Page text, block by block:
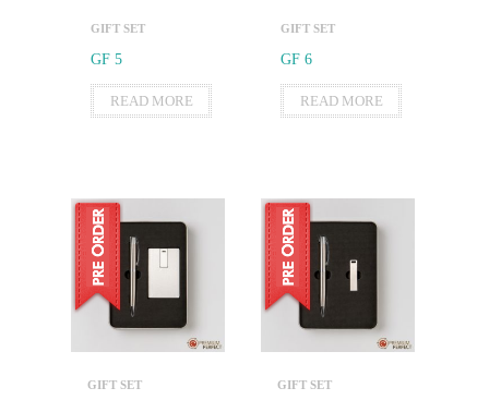
GIFT SET
GF 5
READ MORE
GIFT SET
GF 6
READ MORE
GIFT SET GIFT SET